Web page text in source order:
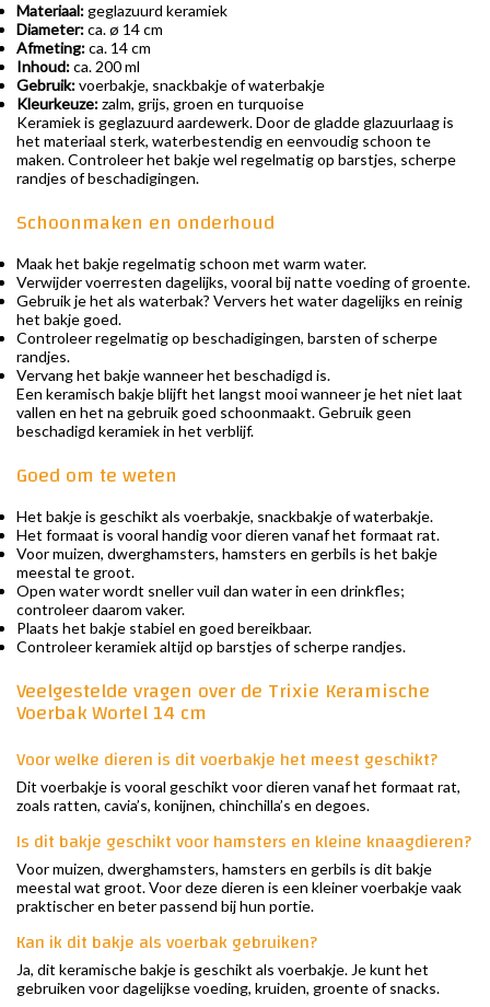
Materiaal:geglazuurd keramiek
Diameter:ca. ø 14 cm
Afmeting:ca. 14 cm
Inhoud:ca. 200 ml
Gebruik:voerbakje, snackbakje of waterbakje
Kleurkeuze:zalm, grijs, groen en turquoise
Keramiek is geglazuurd aardewerk. Door de gladde glazuurlaag is
het materiaal sterk, waterbestendig en eenvoudig schoon te
maken. Controleer het bakje wel regelmatig op barstjes, scherpe
randjes of beschadigingen.
Schoonmaken en onderhoud
Maak het bakje regelmatig schoon met warm water.
Verwijder voerresten dagelijks, vooral bij natte voeding of groente.
Gebruik je het als waterbak? Ververs het water dagelijks en reinig
het bakje goed.
Controleer regelmatig op beschadigingen, barsten of scherpe
randjes.
Vervang het bakje wanneer het beschadigd is.
Een keramisch bakje blijft het langst mooi wanneer je het niet laat
vallen en het na gebruik goed schoonmaakt. Gebruik geen
beschadigd keramiek in het verblijf.
Goed om te weten
Het bakje is geschikt als voerbakje, snackbakje of waterbakje.
Het formaat is vooral handig voor dieren vanaf het formaat rat.
Voor muizen, dwerghamsters, hamsters en gerbils is het bakje
meestal te groot.
Open water wordt sneller vuil dan water in een drinkfles;
controleer daarom vaker.
Plaats het bakje stabiel en goed bereikbaar.
Controleer keramiek altijd op barstjes of scherpe randjes.
Veelgestelde vragen over de Trixie Keramische
Voerbak Wortel 14 cm
Voor welke dieren is dit voerbakje het meest geschikt?
Dit voerbakje is vooral geschikt voor dieren vanaf het formaat rat,
zoals ratten, cavia’s, konijnen, chinchilla’s en degoes.
Is dit bakje geschikt voor hamsters en kleine knaagdieren?
Voor muizen, dwerghamsters, hamsters en gerbils is dit bakje
meestal wat groot. Voor deze dieren is een kleiner voerbakje vaak
praktischer en beter passend bij hun portie.
Kan ik dit bakje als voerbak gebruiken?
Ja, dit keramische bakje is geschikt als voerbakje. Je kunt het
gebruiken voor dagelijkse voeding, kruiden, groente of snacks.